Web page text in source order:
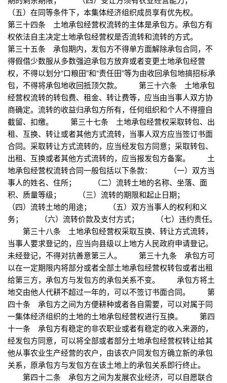
（五）在同等条件下，本集体经济组织成员享有优先权。
第三十四条 土地承包经营权流转的主体是承包方。承包方有
权依法自主决定土地承包经营权是否流转和流转的方式。
第三十五条 承包期内，发包方不得单方面解除承包合同，不
得假借少数服从多数强迫承包方放弃或者变更土地承包经营
权，不得以划分“口粮田”和“责任田”等为由收回承包地搞招标承
包，不得将承包地收回抵顶欠款。 第三十六条 土地承包
经营权流转的转包费、租金、转让费等，应当由当事人双方协
商确定。流转的收益归承包方所有，任何组织和个人不得擅自
截留、扣缴。 第三十七条 土地承包经营权采取转包、出
租、互换、转让或者其他方式流转，当事人双方应当签订书面
合同。采取转让方式流转的，应当经发包方同意；采取转包、
出租、互换或者其他方式流转的，应当报发包方备案。 土
地承包经营权流转合同一般包括以下条款： （一）双方当
事人的姓名、住所； （二）流转土地的名称、坐落、面
积、质量等级； （三）流转的期限和起止日期；
（四）流转土地的用途； （五）双方当事人的权利和义
务； （六）流转价款及支付方式； （七）违约责任。
第三十八条 土地承包经营权采取互换、转让方式流转，
当事人要求登记的，应当向县级以上地方人民政府申请登记。
未经登记，不得对抗善意第三人。 第三十九条 承包方可
以在一定期限内将部分或者全部土地承包经营权转包或者出租
给第三方，承包方与发包方的承包关系不变。 承包方将土
地交由他人代耕不超过一年的，可以不签订书面合同。 第
四十条 承包方之间为方便耕种或者各自需要，可以对属于同
一集体经济组织的土地的土地承包经营权进行互换。 第四
十一条 承包方有稳定的非农职业或者有稳定的收入来源的，
经发包方同意，可以将全部或者部分土地承包经营权转让给其
他从事农业生产经营的农户，由该农户同发包方确立新的承包
关系，原承包方与发包方在该土地上的承包关系即行终止。
第四十二条 承包方之间为发展农业经济，可以自愿联合